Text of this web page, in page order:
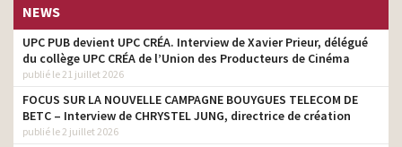
NEWS
UPC PUB devient UPC CRÉA. Interview de Xavier Prieur, délégué
du collège UPC CRÉA de l’Union des Producteurs de Cinéma
publié le 21 juillet 2026
FOCUS SUR LA NOUVELLE CAMPAGNE BOUYGUES TELECOM DE
BETC – Interview de CHRYSTEL JUNG, directrice de création
publié le 2 juillet 2026